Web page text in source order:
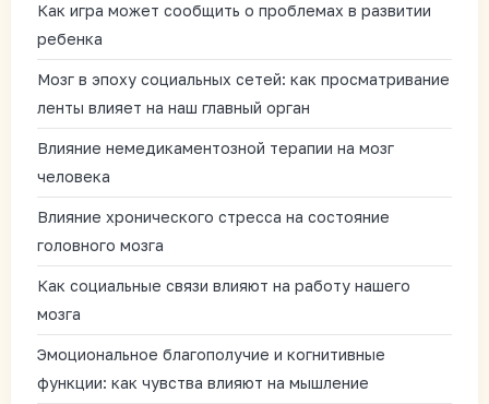
Как игра может сообщить о проблемах в развитии
ребенка
Мозг в эпоху социальных сетей: как просматривание
ленты влияет на наш главный орган
Влияние немедикаментозной терапии на мозг
человека
Влияние хронического стресса на состояние
головного мозга
Как социальные связи влияют на работу нашего
мозга
Эмоциональное благополучие и когнитивные
функции: как чувства влияют на мышление